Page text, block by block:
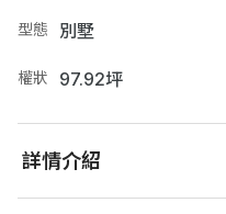
型態 別墅
權狀 97.92坪
詳情介紹